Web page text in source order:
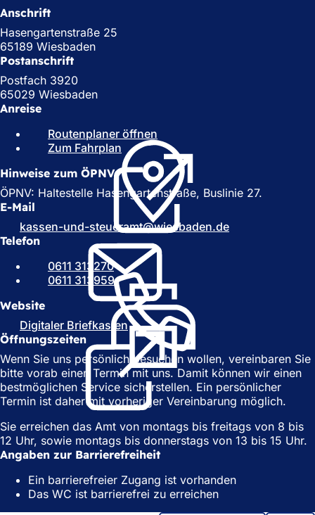
Anschrift
Hasengartenstraße 25
65189 Wiesbaden
Postanschrift
Postfach 3920
65029 Wiesbaden
Anreise
Routenplaner öffnen
Ö
f
f
n
e
t
i
n
n
e
m
n
e
u
e
n
T
b
)
Zum Fahrplan
Ö
f
f
t
i
e
n
e
m
n
e
u
e
n
T
a
b
)
Hinweise zum ÖPNV
ÖPNV: Haltestelle Hasengartenstraße, Buslinie 27.
E-Mail
kassen-und-steueramt
wiesbaden de
Telefon
0611 313270
0611 313959
Website
Digitaler Briefkasten(
Ö
f
f
n
e
t
i
n
e
n
e
Öffnungszeiten
Wenn Sie uns persönlich besuchen wollen, vereinbaren Sie
bitte vorab einen Termin mit uns. Damit können wir einen
bestmöglichen Service sicherstellen. Ein persönlicher
Termin ist daher mit vorheriger Vereinbarung möglich.
Sie erreichen das Amt von montags bis freitags von 8 bis
12 Uhr, sowie montags bis donnerstags von 13 bis 15 Uhr.
Angaben zur Barrierefreiheit
Ein barrierefreier Zugang ist vorhanden
Das WC ist barrierefrei zu erreichen